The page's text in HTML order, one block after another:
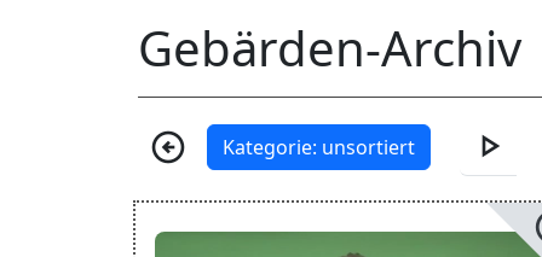
Gebärden-Archiv
arrow_circle_left Kategorie: unsortiert play_arrow